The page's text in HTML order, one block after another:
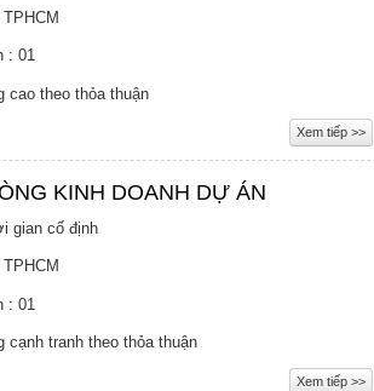
: 01
theo thỏa thuận
Xem tiếp >>
KINH DOANH DỰ ÁN
gian cố định
: 01
tranh theo thỏa thuận
Xem tiếp >>